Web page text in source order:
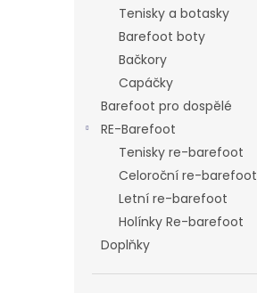
Tenisky a botasky
Barefoot boty
Bačkory
Capáčky
Barefoot pro dospělé
RE-Barefoot
Tenisky re-barefoot
Celoroční re-barefoot
Letní re-barefoot
Holínky Re-barefoot
Doplňky